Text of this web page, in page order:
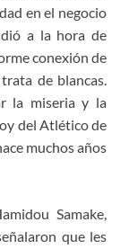
en el negocio
a la hora de
conexión de
de blancas.
la miseria y la
del Atlético de
muchos años
Samake,
que les